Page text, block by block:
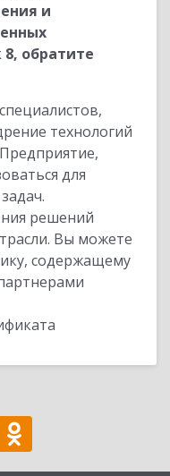
и
обратите
технологий
для
решений
Вы можете
содержащему